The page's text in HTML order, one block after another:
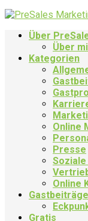
Über
Über
Kategorien
Online
Presse
Online
Gastbeiträge
Gratis